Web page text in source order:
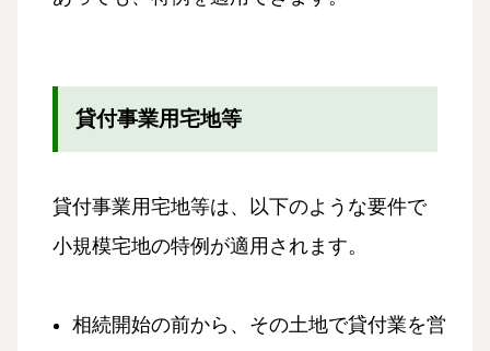
貸付事業用宅地等
貸付事業用宅地等は、以下のような要件で
小規模宅地の特例が適用されます。
相続開始の前から、その土地で貸付業を営